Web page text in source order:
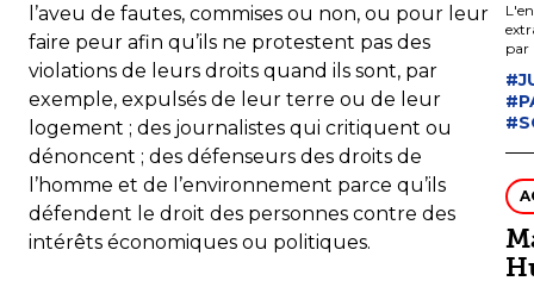
l’aveu de fautes, commises ou non, ou pour leur
faire peur afin qu’ils ne protestent pas des
violations de leurs droits quand ils sont, par
exemple, expulsés de leur terre ou de leur
logement ; des journalistes qui critiquent ou
dénoncent ; des défenseurs des droits de
l’homme et de l’environnement parce qu’ils
défendent le droit des personnes contre des
intérêts économiques ou politiques.
par